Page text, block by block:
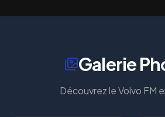
Galerie
Découvrez leVolvo FM